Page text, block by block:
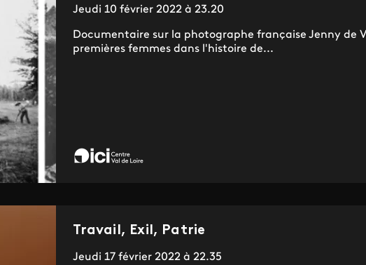
Jeudi 10 février 2022 à 23.20
Documentaire sur la photographe française Jenny de
premières femmes dans l'histoire de...
Travail, Exil, Patrie
Jeudi 17 février 2022 à 22.35